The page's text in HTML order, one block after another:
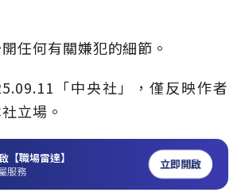
任何有關嫌犯的細節。
「中央社」，僅反映作者
立場。
【職場雷達】
服務 立即開啟